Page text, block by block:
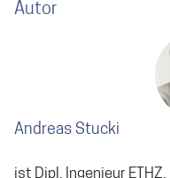
Autor
Andreas Stucki
ist Dipl. Ingenieur ETHZ,